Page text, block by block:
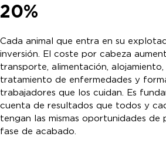
20%
Cada animal que entra en su
inversión. El coste por cabeza
transporte, alimentación,
tratamiento de enfermedades y
trabajadores que los cuidan. Es
cuenta de resultados que todos y
tengan las mismas oportunidades de
fase de acabado.